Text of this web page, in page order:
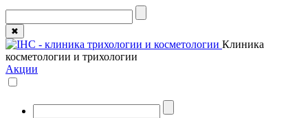
✖
Клиника
косметологии и трихологии
Акции